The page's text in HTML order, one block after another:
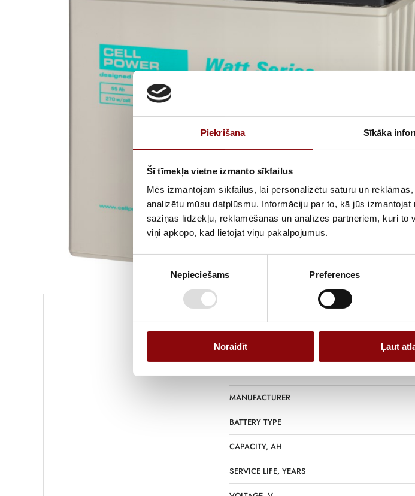
Piekrišana Sīkāka
Šī tīmekļa vietne izmanto sīkfailus
Mēs izmantojam sīkfailus, lai personalizētu saturu un
analizētu mūsu datplūsmu. Informāciju par to, kā jūs
saziņas līdzekļu, reklamēšanas un analīzes partneriem, kuri
viņi apkopo, kad lietojat viņu pakalpojumus.
Piekrišanas
Nepieciešams Preferences
Noraidīt Ļaut
WEIGHT
DIMENSIONS
MANUFACTURER
BATTERY TYPE
CAPACITY, AH
SERVICE LIFE, YEARS